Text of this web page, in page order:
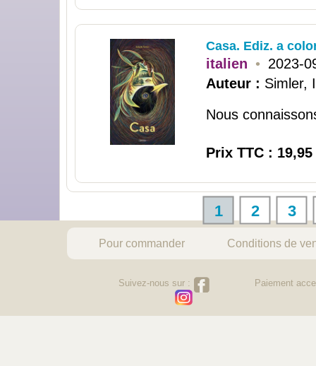
Casa. Ediz. a
italien • 2023-
Auteur : Simler,
Nous
Prix TTC : 19,95
1 2 3
Pour commander Conditions de
Suivez-nous sur : Paiement